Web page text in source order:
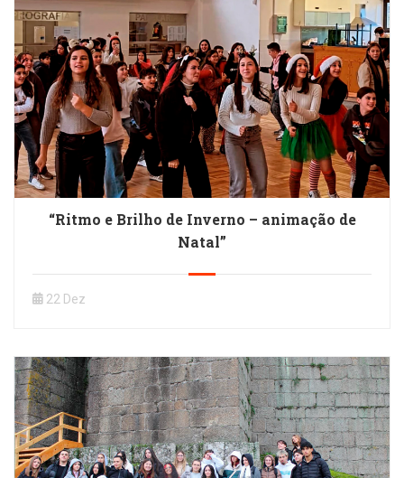
“Ritmo e Brilho de Inverno – animação de
Natal”
22 Dez